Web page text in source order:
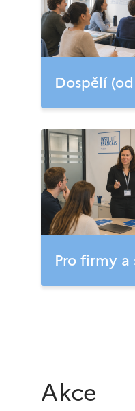
Dospělí
Pro firmy
Akce